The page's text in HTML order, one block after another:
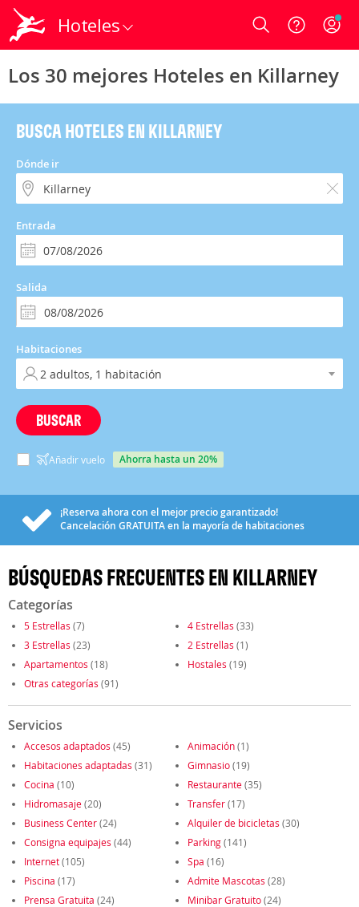
Hoteles Login
Los 30 mejores Hoteles en Killarney
BUSCA HOTELES EN KILLARNEY
Dónde ir
Entrada
Salida
Habitaciones
BUSCAR
Añadir vuelo ahorra hasta un 20%
¡Reserva ahora con el mejor precio garantizado!
Cancelación GRATUITAen la mayoría de habitaciones
BÚSQUEDAS FRECUENTES EN KILLARNEY
Categorías
5 Estrellas (7) 4 Estrellas (33)
3 Estrellas (23) 2 Estrellas (1)
Apartamentos (18) Hostales (19)
Otras categorías (91)
Servicios
Accesos adaptados (45) Animación(1)
Habitaciones adaptadas (31) Gimnasio(19)
Cocina (10) Restaurante(35)
Hidromasaje(20) Transfer(17)
Business Center(24) Alquiler de bicicletas (30)
Consigna equipajes (44) Parking(141)
Internet(105) Spa (16)
Piscina (17) Admite Mascotas (28)
Prensa Gratuita (24) Minibar Gratuito(24)